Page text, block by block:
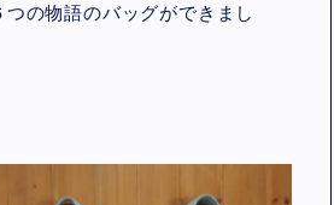
の物語のバッグができまし